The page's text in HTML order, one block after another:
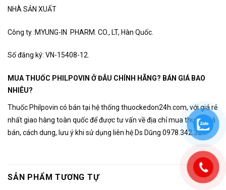
NHÀ SẢN XUẤT
Công ty :MYUNG-IN PHARM. CO., LT, Hàn Quốc.
Số đăng ký: VN-15408-12.
MUA THUỐC PHILPOVIN Ở ĐÂU CHÍNH HÃNG? BÁN GIÁ BAO
NHIÊU?
Thuốc Philpovin có bán tại hệ thống thuockedon24h.com, với giá rẻ
nhất giao hàng toàn quốc để được tư vấn về địa chỉ mua thuốc, giá
bán, cách dung, lưu ý khi sử dụng liên hệ Ds Dũng 0978.342.324.
SẢN PHẨM TƯƠNG TỰ